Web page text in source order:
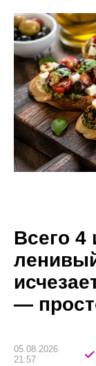
Всего 4
—
05.08.2026
21:57